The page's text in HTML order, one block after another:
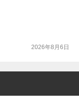
2026年8月6日